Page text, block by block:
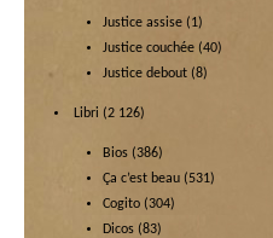
Justice assise (1)
Justice couchée (40)
Justice debout (8)
Libri (2 126)
Bios (386)
Ça c’est beau (531)
Cogito (304)
Dicos (83)